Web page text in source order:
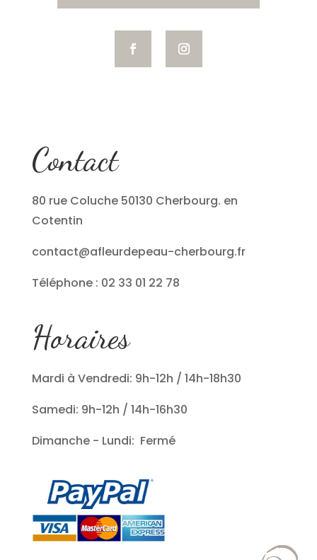
Contact
80 rue Coluche 50130 Cherbourg. en
Cotentin
contact@afleurdepeau-cherbourg.fr
Téléphone : 02 33 01 22 78
Horaires
Mardi à Vendredi: 9h-12h / 14h-18h30
Samedi: 9h-12h / 14h-16h30
Dimanche - Lundi: Fermé